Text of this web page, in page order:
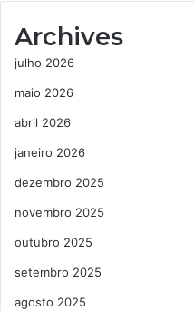
Archives
julho 2026
maio 2026
abril 2026
janeiro 2026
dezembro 2025
novembro 2025
outubro 2025
setembro 2025
agosto 2025